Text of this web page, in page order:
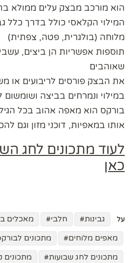
הוא מורכב מבצק עלים ממולא
המילוי הקלאסי כולל בדרך כלל
מלוחה (בולגרית, פטה, צפתית)
תוספות אפשריות הן ביצים, עשבי
שאוהבים
את הבצק פורסים לריבועים או
במילוי ונמרחים בביצה ושומשום
בורקס הוא מאפה אהוב בכל
אותו במאפיות, דוכני מזון וגם
לעוד מתכונים לחג
כאן
על גבינות חלבי מאכלים
מאפים מלוחים
מתכונים
מתכונים לחג שבועות
מתכונים